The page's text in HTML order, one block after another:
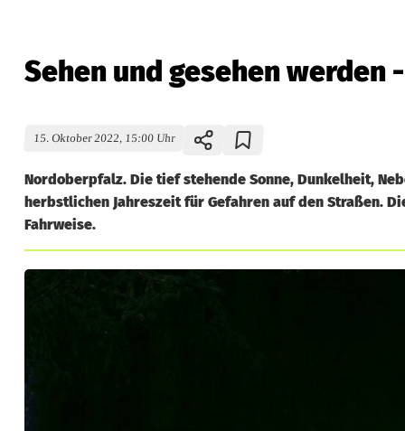
Sehen und gesehen werden
15. Oktober 2022, 15:00 Uhr
Nordoberpfalz. Die tief stehende Sonne, Dunkelheit,
herbstlichen Jahreszeit für Gefahren auf den Straßen.
Fahrweise.
e